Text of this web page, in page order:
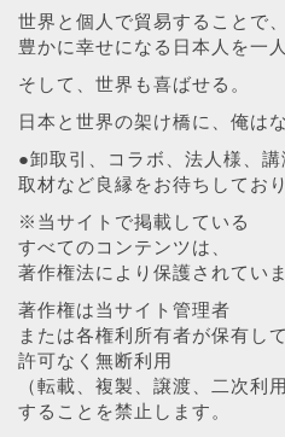
世界と個人で貿易することで、
豊かに幸せになる日本人を一
そして、世界も喜ばせる。
日本と世界の架け橋に、俺は
●卸取引、コラボ、法人様、講
取材など良縁をお待ちしており
※当サイトで掲載している
すべてのコンテンツは、
著作権法により保護されていま
著作権は当サイト管理者
または各権利所有者が保有し
許可なく無断利用
（転載、複製、譲渡、二次利用
することを禁止します。